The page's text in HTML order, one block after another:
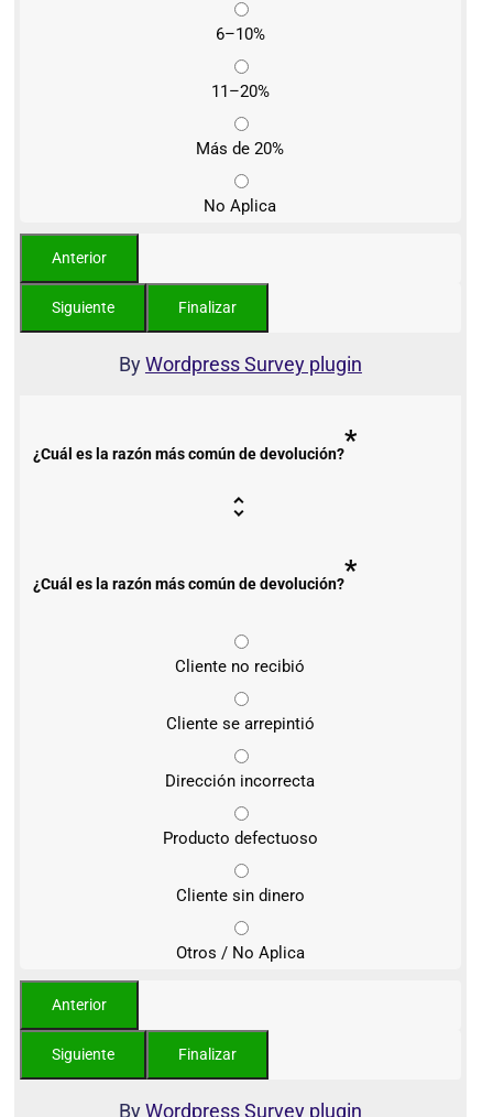
6–10%
11–20%
Más de 20%
No Aplica
ByWordpress Survey plugin
¿Cuál es la razón más común de devolución?*
¿Cuál es la razón más común de devolución?*
Cliente no recibió
Cliente se arrepintió
Dirección incorrecta
Producto defectuoso
Cliente sin dinero
Otros / No Aplica
ByWordpress Survey plugin